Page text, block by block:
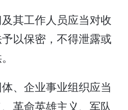
其工作人员应当对收
以保密，不得泄露或
、企业事业组织应当
革命英雄主义、军队